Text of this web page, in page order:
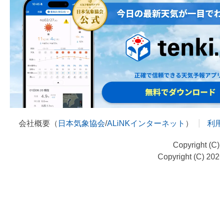
会社概要（ 日本気象協会/ALiNKインターネット ） 利
Copyright
Copyright (C)